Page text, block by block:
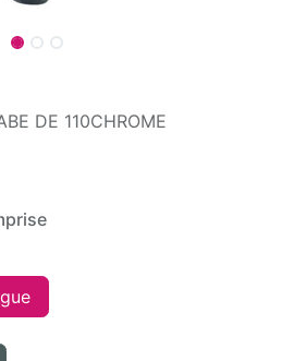
DE 110CHROME